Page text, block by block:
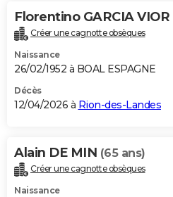
Florentino GARCIA VIOR
Créer une cagnotte obsèques
Naissance
26/02/1952 à BOAL ESPAGNE
Décès
12/04/2026 à Rion-des-Landes
Alain DE MIN (65 ans)
Créer une cagnotte obsèques
Naissance